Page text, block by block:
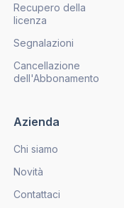
Recupero della
licenza
Segnalazioni
Cancellazione
dell'Abbonamento
Azienda
Chi siamo
Novità
Contattaci